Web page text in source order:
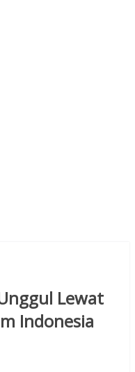
Lewat
Indonesia